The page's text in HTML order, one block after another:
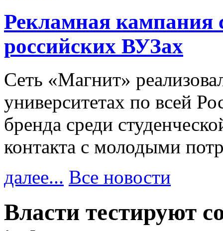
Рекламная кампания
российских ВУЗах
Сеть «Магнит»
университетах по всей
бренда среди
контакта с молодыми
далее... Все новости
Власти тестируют